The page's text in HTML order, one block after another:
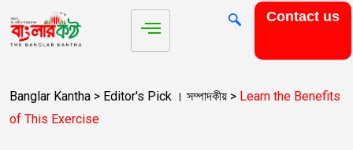
Contact us
Banglar Kantha > Editor's Pick । সম্পাদকীয় > Learn the Benefits
of This Exercise